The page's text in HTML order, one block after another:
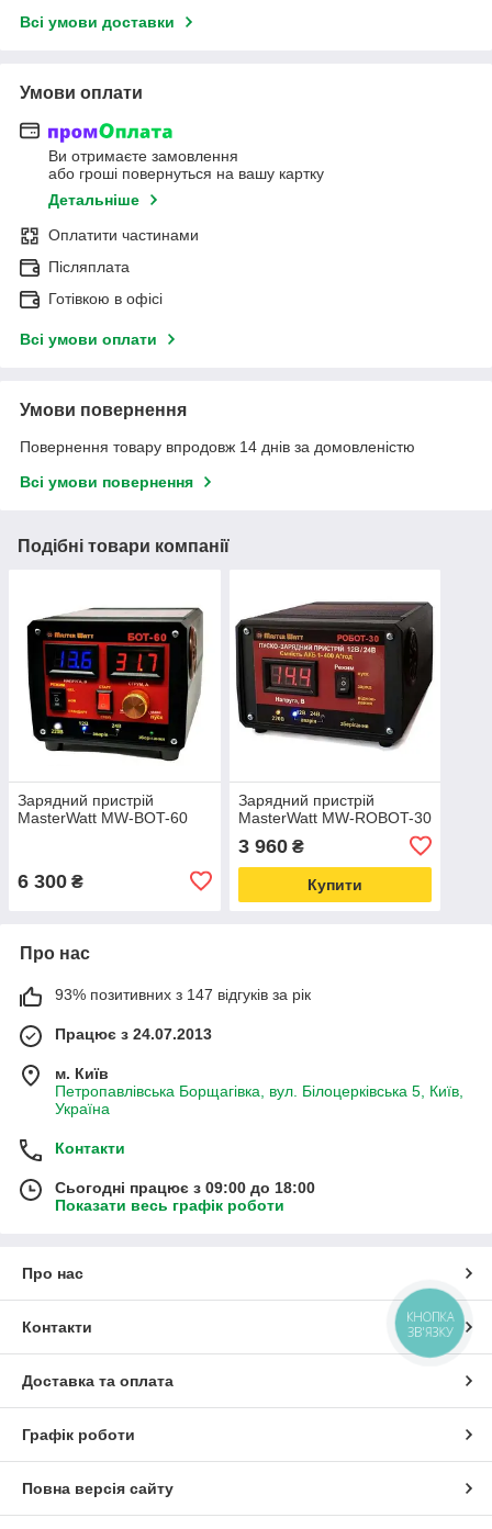
Всі умови доставки
Умови оплати
Ви отримаєте замовлення
або гроші повернуться на вашу картку
Детальніше
Оплатити частинами
Післяплата
Готівкою в офісі
Всі умови оплати
Умови повернення
Повернення товару впродовж 14 днів за домовленістю
Всі умови повернення
Подібні товари компанії
Зарядний пристрій
MasterWatt MW-BOT-60
6 300 ₴
Зарядний пристрій
MasterWatt MW-ROBOT-30
3 960₴
Купити
Про нас
93% позитивних з 147 відгуків за рік
Працює з 24.07.2013
м. Київ
Петропавлівська Борщагівка, вул. Білоцерківська 5, Київ,
Україна
Контакти
Сьогодні працює з 09:00 до 18:00
Показати весь графік роботи
Про нас
Контакти
Доставка та оплата
Графік роботи
Повна версія сайту
КНОПКА
ЗВ'ЯЗКУ